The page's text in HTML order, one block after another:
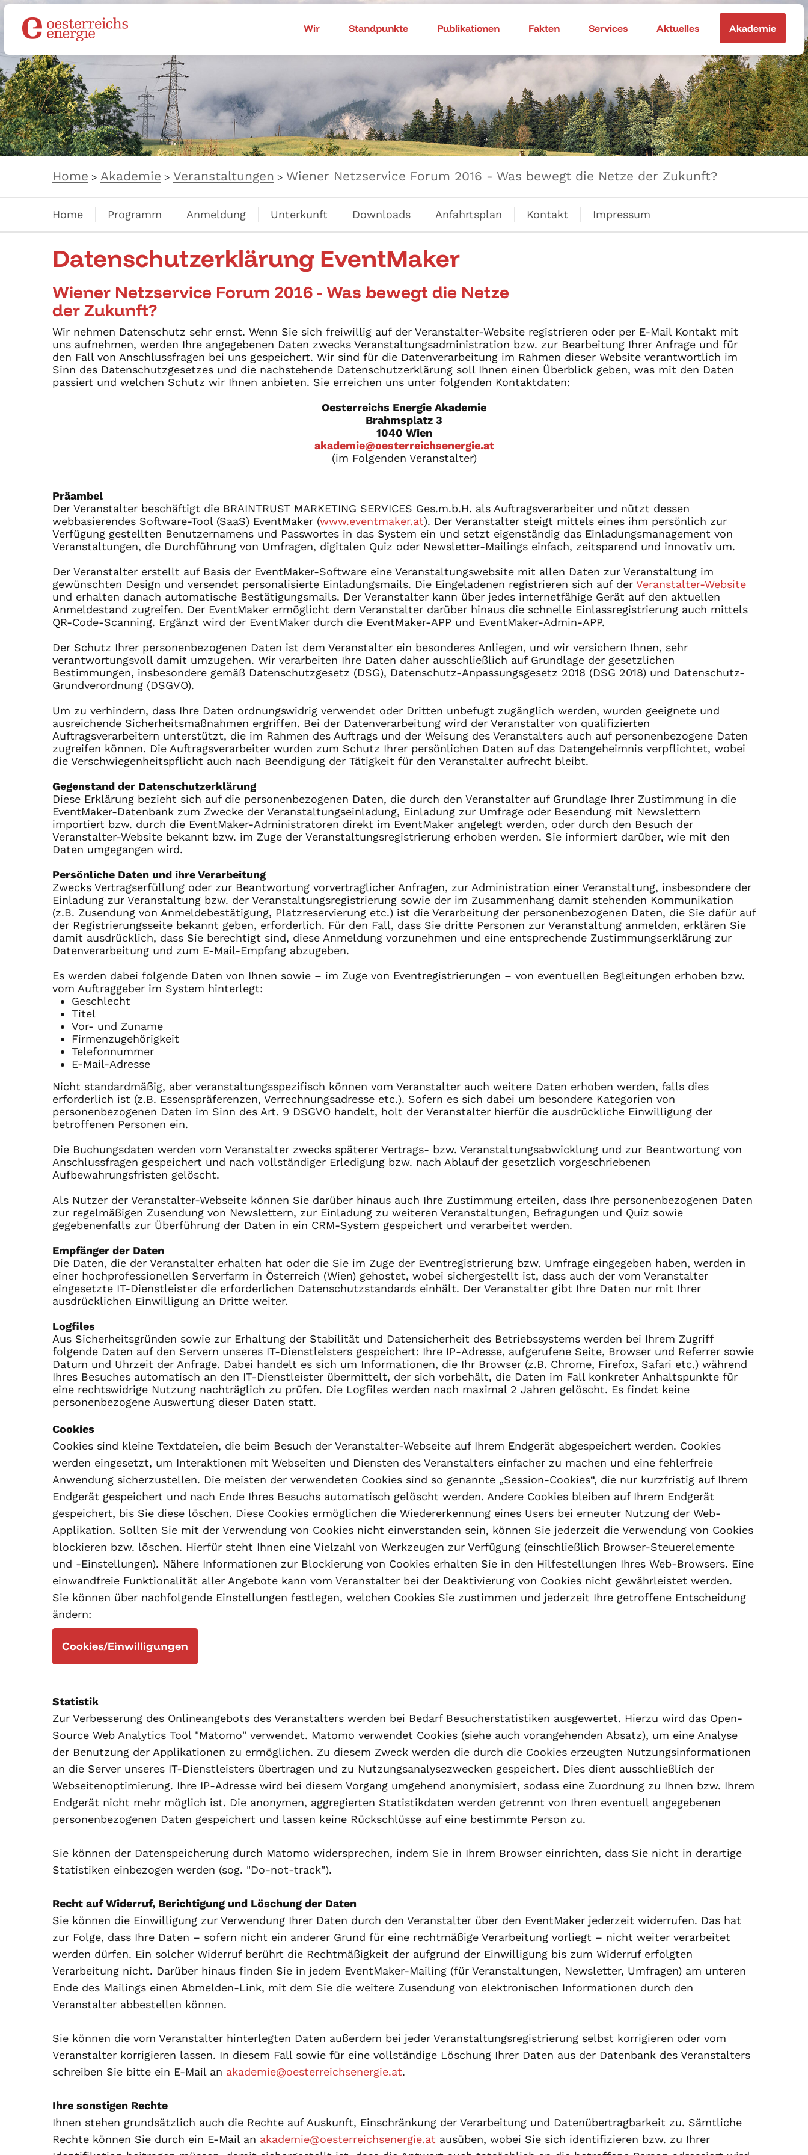
Wir Standpunkte Publikationen Fakten Services Aktuelles Akademie
Home > Akademie > Veranstaltungen > Wiener Netzservice Forum 2016 - Was bewegt die Netze der Zukunft?
Home Programm Anmeldung Unterkunft Downloads Anfahrtsplan Kontakt Impressum
Datenschutzerklärung EventMaker
Wiener Netzservice Forum 2016 - Was bewegt die Netze
der Zukunft?
Wir nehmen Datenschutz sehr ernst. Wenn Sie sich freiwillig auf der Veranstalter-Website registrieren oder per E-Mail Kontakt mit
uns aufnehmen, werden Ihre angegebenen Daten zwecks Veranstaltungsadministration bzw. zur Bearbeitung Ihrer Anfrage und für
den Fall von Anschlussfragen bei uns gespeichert. Wir sind für die Datenverarbeitung im Rahmen dieser Website verantwortlich im
Sinn des Datenschutzgesetzes und die nachstehende Datenschutzerklärung soll Ihnen einen Überblick geben, was mit den Daten
passiert und welchen Schutz wir Ihnen anbieten. Sie erreichen uns unter folgenden Kontaktdaten:
Oesterreichs Energie Akademie
Brahmsplatz 3
1040 Wien
akademie@oesterreichsenergie.at
(im Folgenden Veranstalter)
Präambel
Der Veranstalter beschäftigt die BRAINTRUST MARKETING SERVICES Ges.m.b.H. als Auftragsverarbeiter und nützt dessen
webbasierendes Software-Tool (SaaS) EventMaker (www.eventmaker.at). Der Veranstalter steigt mittels eines ihm persönlich zur
Verfügung gestellten Benutzernamens und Passwortes in das System ein und setzt eigenständig das Einladungsmanagement von
Veranstaltungen, die Durchführung von Umfragen, digitalen Quiz oder Newsletter-Mailings einfach, zeitsparend und innovativ um.
Der Veranstalter erstellt auf Basis der EventMaker-Software eine Veranstaltungswebsite mit allen Daten zur Veranstaltung im
gewünschten Design und versendet personalisierte Einladungsmails. Die Eingeladenen registrieren sich auf der Veranstalter-Website
und erhalten danach automatische Bestätigungsmails. Der Veranstalter kann über jedes internetfähige Gerät auf den aktuellen
Anmeldestand zugreifen. Der EventMaker ermöglicht dem Veranstalter darüber hinaus die schnelle Einlassregistrierung auch mittels
QR-Code-Scanning. Ergänzt wird der EventMaker durch die EventMaker-APP und EventMaker-Admin-APP.
Der Schutz Ihrer personenbezogenen Daten ist dem Veranstalter ein besonderes Anliegen, und wir versichern Ihnen, sehr
verantwortungsvoll damit umzugehen. Wir verarbeiten Ihre Daten daher ausschließlich auf Grundlage der gesetzlichen
Bestimmungen, insbesondere gemäß Datenschutzgesetz (DSG), Datenschutz-Anpassungsgesetz 2018 (DSG 2018) und Datenschutz-
Grundverordnung (DSGVO).
Um zu verhindern, dass Ihre Daten ordnungswidrig verwendet oder Dritten unbefugt zugänglich werden, wurden geeignete und
ausreichende Sicherheitsmaßnahmen ergriffen. Bei der Datenverarbeitung wird der Veranstalter von qualifizierten
Auftragsverarbeitern unterstützt, die im Rahmen des Auftrags und der Weisung des Veranstalters auch auf personenbezogene Daten
zugreifen können. Die Auftragsverarbeiter wurden zum Schutz Ihrer persönlichen Daten auf das Datengeheimnis verpflichtet, wobei
die Verschwiegenheitspflicht auch nach Beendigung der Tätigkeit für den Veranstalter aufrecht bleibt.
Gegenstand der Datenschutzerklärung
Diese Erklärung bezieht sich auf die personenbezogenen Daten, die durch den Veranstalter auf Grundlage Ihrer Zustimmung in die
EventMaker-Datenbank zum Zwecke der Veranstaltungseinladung, Einladung zur Umfrage oder Besendung mit Newslettern
importiert bzw. durch die EventMaker-Administratoren direkt im EventMaker angelegt werden, oder durch den Besuch der
Veranstalter-Website bekannt bzw. im Zuge der Veranstaltungsregistrierung erhoben werden. Sie informiert darüber, wie mit den
Daten umgegangen wird.
Persönliche Daten und ihre Verarbeitung
Zwecks Vertragserfüllung oder zur Beantwortung vorvertraglicher Anfragen, zur Administration einer Veranstaltung, insbesondere der
Einladung zur Veranstaltung bzw. der Veranstaltungsregistrierung sowie der im Zusammenhang damit stehenden Kommunikation
(z.B. Zusendung von Anmeldebestätigung, Platzreservierung etc.) ist die Verarbeitung der personenbezogenen Daten, die Sie dafür auf
der Registrierungsseite bekannt geben, erforderlich. Für den Fall, dass Sie dritte Personen zur Veranstaltung anmelden, erklären Sie
damit ausdrücklich, dass Sie berechtigt sind, diese Anmeldung vorzunehmen und eine entsprechende Zustimmungserklärung zur
Datenverarbeitung und zum E-Mail-Empfang abzugeben.
Es werden dabei folgende Daten von Ihnen sowie – im Zuge von Eventregistrierungen – von eventuellen Begleitungen erhoben bzw.
vom Auftraggeber im System hinterlegt:
Geschlecht
Titel
Vor- und Zuname
Firmenzugehörigkeit
Telefonnummer
E-Mail-Adresse
Nicht standardmäßig, aber veranstaltungsspezifisch können vom Veranstalter auch weitere Daten erhoben werden, falls dies
erforderlich ist (z.B. Essenspräferenzen, Verrechnungsadresse etc.). Sofern es sich dabei um besondere Kategorien von
personenbezogenen Daten im Sinn des Art. 9 DSGVO handelt, holt der Veranstalter hierfür die ausdrückliche Einwilligung der
betroffenen Personen ein.
Die Buchungsdaten werden vom Veranstalter zwecks späterer Vertrags- bzw. Veranstaltungsabwicklung und zur Beantwortung von
Anschlussfragen gespeichert und nach vollständiger Erledigung bzw. nach Ablauf der gesetzlich vorgeschriebenen
Aufbewahrungsfristen gelöscht.
Als Nutzer der Veranstalter-Webseite können Sie darüber hinaus auch Ihre Zustimmung erteilen, dass Ihre personenbezogenen Daten
zur regelmäßigen Zusendung von Newslettern, zur Einladung zu weiteren Veranstaltungen, Befragungen und Quiz sowie
gegebenenfalls zur Überführung der Daten in ein CRM-System gespeichert und verarbeitet werden.
Empfänger der Daten
Die Daten, die der Veranstalter erhalten hat oder die Sie im Zuge der Eventregistrierung bzw. Umfrage eingegeben haben, werden in
einer hochprofessionellen Serverfarm in Österreich (Wien) gehostet, wobei sichergestellt ist, dass auch der vom Veranstalter
eingesetzte IT-Dienstleister die erforderlichen Datenschutzstandards einhält. Der Veranstalter gibt Ihre Daten nur mit Ihrer
ausdrücklichen Einwilligung an Dritte weiter.
Logfiles
Aus Sicherheitsgründen sowie zur Erhaltung der Stabilität und Datensicherheit des Betriebssystems werden bei Ihrem Zugriff
folgende Daten auf den Servern unseres IT-Dienstleisters gespeichert: Ihre IP-Adresse, aufgerufene Seite, Browser und Referrer sowie
Datum und Uhrzeit der Anfrage. Dabei handelt es sich um Informationen, die Ihr Browser (z.B. Chrome, Firefox, Safari etc.) während
Ihres Besuches automatisch an den IT-Dienstleister übermittelt, der sich vorbehält, die Daten im Fall konkreter Anhaltspunkte für
eine rechtswidrige Nutzung nachträglich zu prüfen. Die Logfiles werden nach maximal 2 Jahren gelöscht. Es findet keine
personenbezogene Auswertung dieser Daten statt.
Cookies
Cookies sind kleine Textdateien, die beim Besuch der Veranstalter-Webseite auf Ihrem Endgerät abgespeichert werden. Cookies
werden eingesetzt, um Interaktionen mit Webseiten und Diensten des Veranstalters einfacher zu machen und eine fehlerfreie
Anwendung sicherzustellen. Die meisten der verwendeten Cookies sind so genannte „Session-Cookies“, die nur kurzfristig auf Ihrem
Endgerät gespeichert und nach Ende Ihres Besuchs automatisch gelöscht werden. Andere Cookies bleiben auf Ihrem Endgerät
gespeichert, bis Sie diese löschen. Diese Cookies ermöglichen die Wiedererkennung eines Users bei erneuter Nutzung der Web-
Applikation. Sollten Sie mit der Verwendung von Cookies nicht einverstanden sein, können Sie jederzeit die Verwendung von Cookies
blockieren bzw. löschen. Hierfür steht Ihnen eine Vielzahl von Werkzeugen zur Verfügung (einschließlich Browser-Steuerelemente
und -Einstellungen). Nähere Informationen zur Blockierung von Cookies erhalten Sie in den Hilfestellungen Ihres Web-Browsers. Eine
einwandfreie Funktionalität aller Angebote kann vom Veranstalter bei der Deaktivierung von Cookies nicht gewährleistet werden.
Sie können über nachfolgende Einstellungen festlegen, welchen Cookies Sie zustimmen und jederzeit Ihre getroffene Entscheidung
ändern:
Cookies/Einwilligungen
Statistik
Zur Verbesserung des Onlineangebots des Veranstalters werden bei Bedarf Besucherstatistiken ausgewertet. Hierzu wird das Open-
Source Web Analytics Tool "Matomo" verwendet. Matomo verwendet Cookies (siehe auch vorangehenden Absatz), um eine Analyse
der Benutzung der Applikationen zu ermöglichen. Zu diesem Zweck werden die durch die Cookies erzeugten Nutzungsinformationen
an die Server unseres IT-Dienstleisters übertragen und zu Nutzungsanalysezwecken gespeichert. Dies dient ausschließlich der
Webseitenoptimierung. Ihre IP-Adresse wird bei diesem Vorgang umgehend anonymisiert, sodass eine Zuordnung zu Ihnen bzw. Ihrem
Endgerät nicht mehr möglich ist. Die anonymen, aggregierten Statistikdaten werden getrennt von Ihren eventuell angegebenen
personenbezogenen Daten gespeichert und lassen keine Rückschlüsse auf eine bestimmte Person zu.
Sie können der Datenspeicherung durch Matomo widersprechen, indem Sie in Ihrem Browser einrichten, dass Sie nicht in derartige
Statistiken einbezogen werden (sog. "Do-not-track").
Recht auf Widerruf, Berichtigung und Löschung der Daten
Sie können die Einwilligung zur Verwendung Ihrer Daten durch den Veranstalter über den EventMaker jederzeit widerrufen. Das hat
zur Folge, dass Ihre Daten – sofern nicht ein anderer Grund für eine rechtmäßige Verarbeitung vorliegt – nicht weiter verarbeitet
werden dürfen. Ein solcher Widerruf berührt die Rechtmäßigkeit der aufgrund der Einwilligung bis zum Widerruf erfolgten
Verarbeitung nicht. Darüber hinaus finden Sie in jedem EventMaker-Mailing (für Veranstaltungen, Newsletter, Umfragen) am unteren
Ende des Mailings einen Abmelden-Link, mit dem Sie die weitere Zusendung von elektronischen Informationen durch den
Veranstalter abbestellen können.
Sie können die vom Veranstalter hinterlegten Daten außerdem bei jeder Veranstaltungsregistrierung selbst korrigieren oder vom
Veranstalter korrigieren lassen. In diesem Fall sowie für eine vollständige Löschung Ihrer Daten aus der Datenbank des Veranstalters
schreiben Sie bitte ein E-Mail an akademie@oesterreichsenergie.at.
Ihre sonstigen Rechte
Ihnen stehen grundsätzlich auch die Rechte auf Auskunft, Einschränkung der Verarbeitung und Datenübertragbarkeit zu. Sämtliche
Rechte können Sie durch ein E-Mail an akademie@oesterreichsenergie.at ausüben, wobei Sie sich identifizieren bzw. zu Ihrer